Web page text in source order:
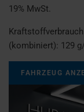
19% MwSt.
(kombiniert): 129
FAHRZEUG